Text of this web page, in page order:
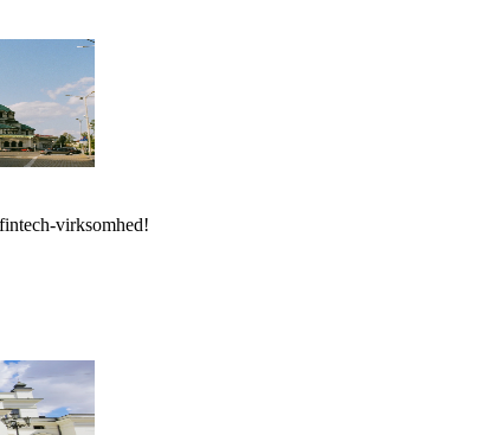
virksomhed!